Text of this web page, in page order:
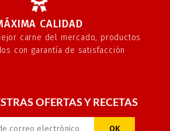
CALIDAD
carne del mercado, productos
con garantía de satisfacción
OFERTAS Y RECETAS